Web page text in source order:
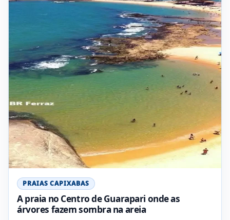
PRAIAS CAPIXABAS
A praia no Centro de Guarapari onde as
árvores fazem sombra na areia